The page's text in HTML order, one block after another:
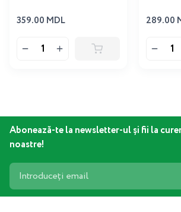
359.00 MDL 289.00
Abonează-te la newsletter-ul și fii la
noastre!